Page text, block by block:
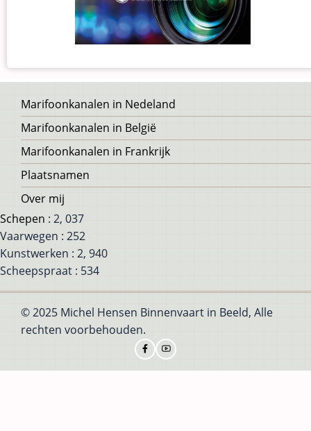
Voet
Marifoonkanalen in Nedeland
Marifoonkanalen in België
Marifoonkanalen in Frankrijk
Plaatsnamen
Over mij
Schepen : 2, 037
Vaarwegen : 252
Kunstwerken : 2, 940
Scheepspraat : 534
© 2025 Michel Hensen Binnenvaart in Beeld, Alle
rechten voorbehouden.